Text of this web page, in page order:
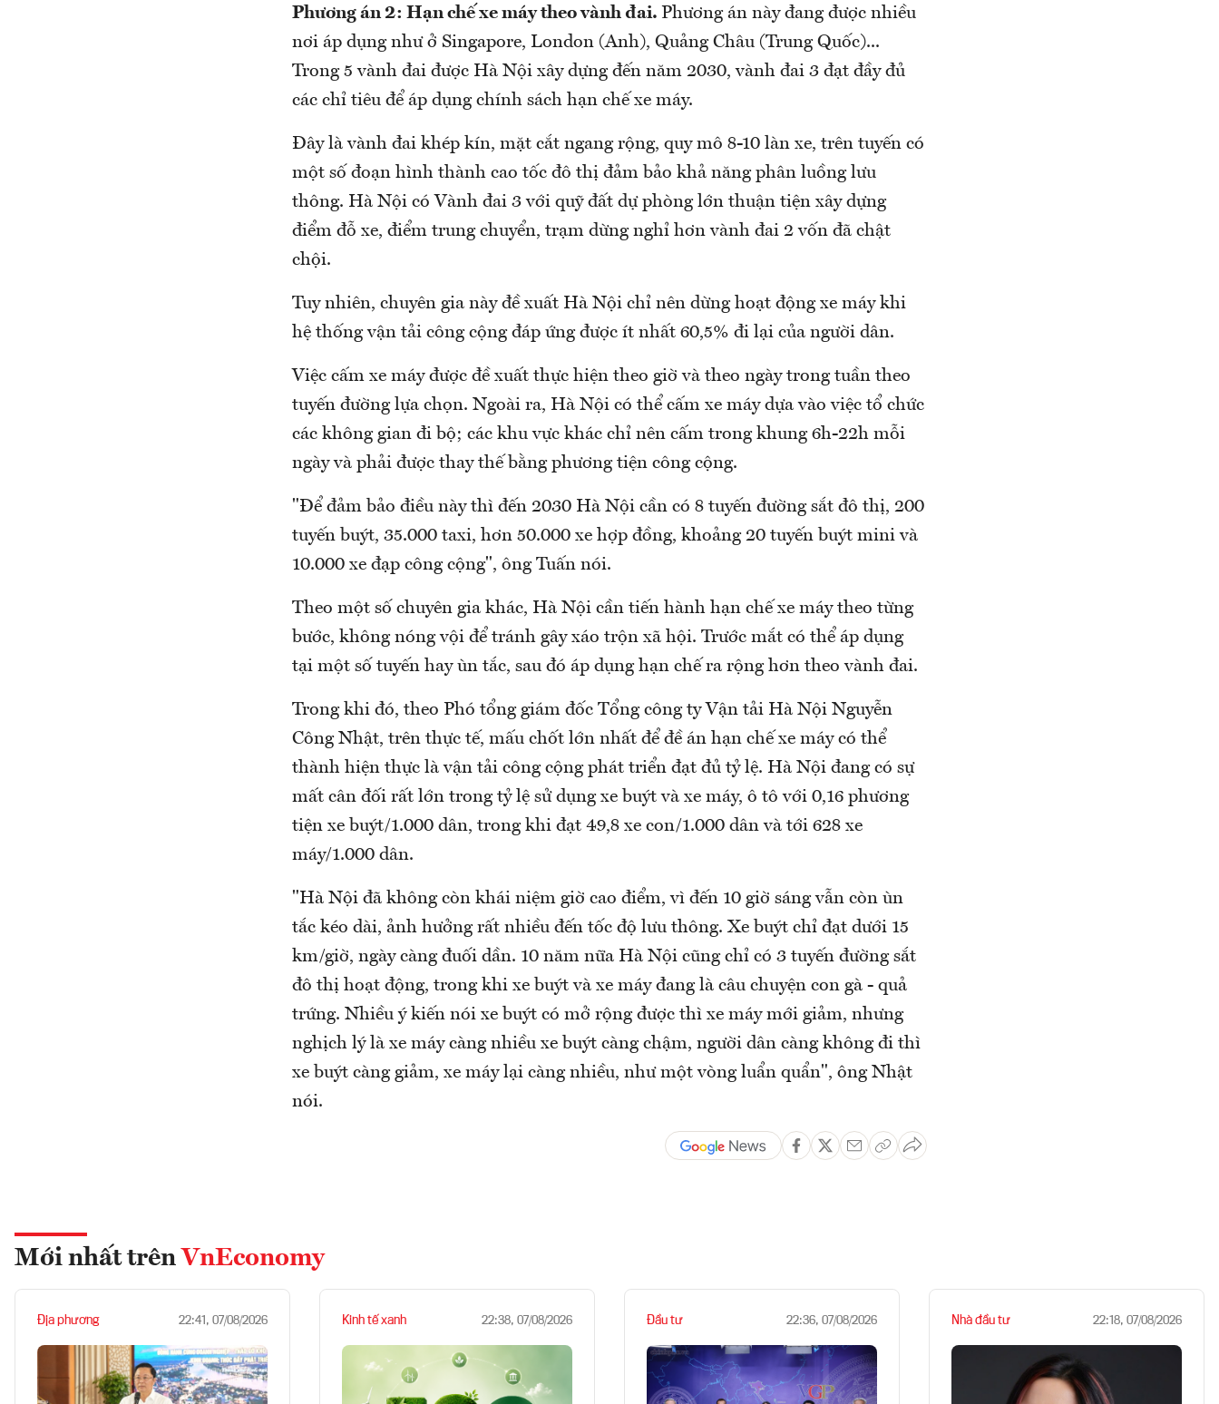
Phương án 2: Hạn chế xe máy theo vành đai. Phương án này đang được nhiều
nơi áp dụng như ở Singapore, London (Anh), Quảng Châu (Trung Quốc)...
Trong 5 vành đai được Hà Nội xây dựng đến năm 2030, vành đai 3 đạt đầy đủ
các chỉ tiêu để áp dụng chính sách hạn chế xe máy.
Đây là vành đai khép kín, mặt cắt ngang rộng, quy mô 8-10 làn xe, trên tuyến có
một số đoạn hình thành cao tốc đô thị đảm bảo khả năng phân luồng lưu
thông. Hà Nội có Vành đai 3 với quỹ đất dự phòng lớn thuận tiện xây dựng
điểm đỗ xe, điểm trung chuyển, trạm dừng nghỉ hơn vành đai 2 vốn đã chật
chội.
Tuy nhiên, chuyên gia này đề xuất Hà Nội chỉ nên dừng hoạt động xe máy khi
hệ thống vận tải công cộng đáp ứng được ít nhất 60,5% đi lại của người dân.
Việc cấm xe máy được đề xuất thực hiện theo giờ và theo ngày trong tuần theo
tuyến đường lựa chọn. Ngoài ra, Hà Nội có thể cấm xe máy dựa vào việc tổ chức
các không gian đi bộ; các khu vực khác chỉ nên cấm trong khung 6h-22h mỗi
ngày và phải được thay thế bằng phương tiện công cộng.
"Để đảm bảo điều này thì đến 2030 Hà Nội cần có 8 tuyến đường sắt đô thị, 200
tuyến buýt, 35.000 taxi, hơn 50.000 xe hợp đồng, khoảng 20 tuyến buýt mini và
10.000 xe đạp công cộng", ông Tuấn nói.
Theo một số chuyên gia khác, Hà Nội cần tiến hành hạn chế xe máy theo từng
bước, không nóng vội để tránh gây xáo trộn xã hội. Trước mắt có thể áp dụng
tại một số tuyến hay ùn tắc, sau đó áp dụng hạn chế ra rộng hơn theo vành đai.
Trong khi đó, theo Phó tổng giám đốc Tổng công ty Vận tải Hà Nội Nguyễn
Công Nhật, trên thực tế, mấu chốt lớn nhất để đề án hạn chế xe máy có thể
thành hiện thực là vận tải công cộng phát triển đạt đủ tỷ lệ. Hà Nội đang có sự
mất cân đối rất lớn trong tỷ lệ sử dụng xe buýt và xe máy, ô tô với 0,16 phương
tiện xe buýt/1.000 dân, trong khi đạt 49,8 xe con/1.000 dân và tới 628 xe
máy/1.000 dân.
"Hà Nội đã không còn khái niệm giờ cao điểm, vì đến 10 giờ sáng vẫn còn ùn
tắc kéo dài, ảnh hưởng rất nhiều đến tốc độ lưu thông. Xe buýt chỉ đạt dưới 15
km/giờ, ngày càng đuối dần. 10 năm nữa Hà Nội cũng chỉ có 3 tuyến đường sắt
đô thị hoạt động, trong khi xe buýt và xe máy đang là câu chuyện con gà - quả
trứng. Nhiều ý kiến nói xe buýt có mở rộng được thì xe máy mới giảm, nhưng
nghịch lý là xe máy càng nhiều xe buýt càng chậm, người dân càng không đi thì
xe buýt càng giảm, xe máy lại càng nhiều, như một vòng luẩn quẩn", ông Nhật
nói.
Mới nhất trên VnEconomy
Địa phương 22:41, 07/08/2026 Kinh tế xanh 22:38, 07/08/2026 Đầu tư 22:36, 07/08/2026 Nhà đầu tư 22:18, 07/08/2026